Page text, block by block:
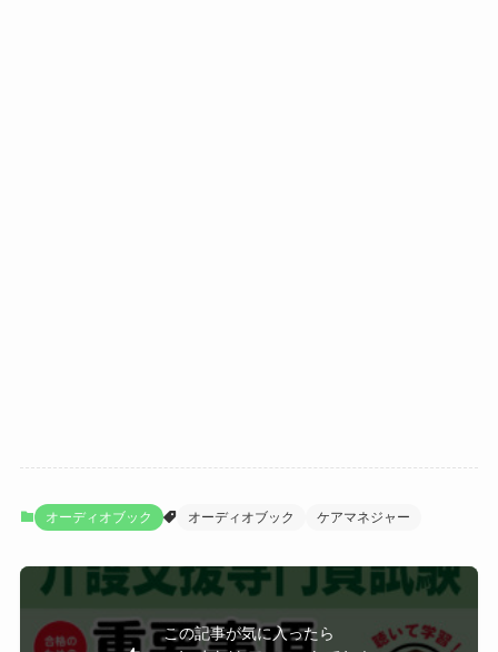
オーディオブック オーディオブック ケアマネジャー
この記事が気に入ったら